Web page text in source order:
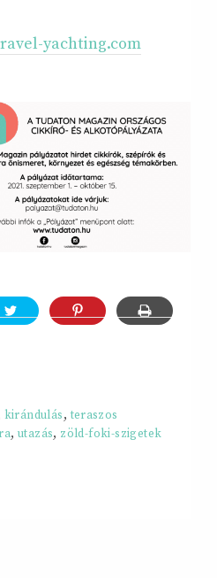
yachting.com
kirándulás,teraszos
,utazás, zöld-foki-szigetek